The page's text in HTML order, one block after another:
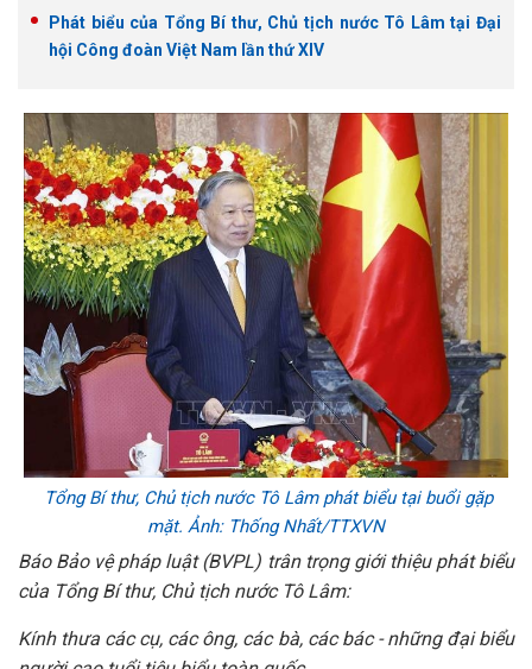
Phát biểu của Tổng Bí thư, Chủ tịch nước Tô Lâm tại Đại
hội Công đoàn Việt Nam lần thứ XIV
Tổng Bí thư, Chủ tịch nước Tô Lâm phát biểu tại buổi gặp
mặt. Ảnh: Thống Nhất/TTXVN
Báo Bảo vệ pháp luật (BVPL) trân trọng giới thiệu phát biểu
của Tổng Bí thư, Chủ tịch nước Tô Lâm:
Kính thưa các cụ, các ông, các bà, các bác - những đại biểu